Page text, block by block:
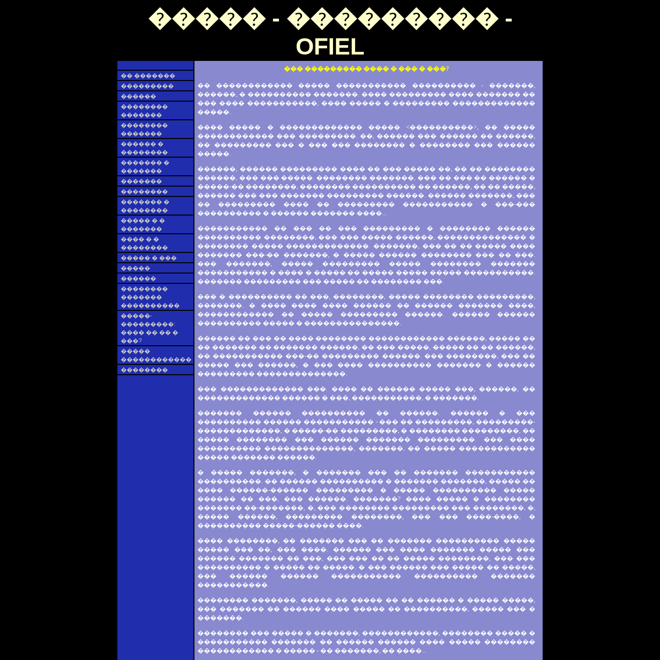
����� - ��������� -
OFIEL
�� �������
���������
������
��������
�������
��������
�������
������ �
��������
������� �
�������
�������
��������
������� �
��������
����� � �
�������
���� � �
��������
����� � ���
�����
������
��������
�������
����������
�����-
���������:
���� �� �� �
���?
�����
������������
��������
��� ��������� ���� � ��� � ���?
�� ������������ ����� ����������� ���������� - �������,
������, � ���������� �������. ���� ��������� ���� ������� ��
��� ���� �����������, ���� ����� � ��������� �������������
�����.
���� ����� � ������������� ����� <����������>, �� �����
������������ ��� ���������. ��, ������ ��� ������ �� ������,
�� ��������� ��� � ��� ��� �������� � �������� ��� ������
�����.
������, ������ ��������� ���� �� ��� ����� ��, �� �� ��������
������, ��� ��� �����. �������� �������, ��� �� ��� �� ������ �
�����-�� ��������, �������� ���������� �� ������, �� �� �����,
������ ��� ��� ������� ��������� ������. ������ �������, ���
�� ��������� ���� �� ��������� ����������� � ���-���
���������� � ������ ������� ����...
����������� �� ��� �� ��� ��������� � �������� ������
���������� ��������, ��� ��� ����� ������, �������������� �
�������� ����� �������������. �������, ��� �� �� ����� ����
������� ���-�� �������, � ����� ������ �������� ��� �� ���.
��� �������, ����� ��������� ����� �������� �������
����������� � ���� � ����� �� ����� ����� ����� �����������.
������� ��������� ��� ����� �� �������� ���.
��� � ���������� �� ���, ��������, ����� �������� ���������,
�������. � ���� ���� ���� ������ �� ������ ������� ����,
������������ �� ����� ��������� ������. ������ ������
���������� ����� � ���������������.
������ �� ��� �� ���� �������� ������������ ������, ����� ��
�� ������� �� ������� ������, �� ��� �����, ����� �� �� ������,
�� ����������� ���-�� ��������� ������. ��� ��������, ��� ��
����� ��� ������, � ��� ���� ���������� ������� � ������
��������� ��������������.
��� ������������� ���. ���� �� ������ ����� ���, ������, ��
������������� ������ � ���, �����������, � �������.
������� ������ ���������� �� ������. ������ � ���
���������� ������ ����������� - ��� �� ���������, ���������-
�������������, � �����-�� ���������, � �������� ���������, ��
����� �������� ��� ������ ������� ���������. ��� ����
���������� ��������������, �������, �� ����� ������������
����� ������� ������.
� ����� �������, � ������� ��� �� ������� �����������
����������. �� ������ ���������� � ������� �������, ����� ��
���� ������-������ ��������� � ����� ���������� �����
������ �� ���, ��� ������. �������? ���� ����� � ��������
������� ��-�������, �, ��� �������� ��������� ��� ��������, �,
����� ������, ��������� ��������, ��� ��� ����-����, �
���������� �����-������ ����.
���� ��������, �� ������� ��� �� ������� ���������� �����
����� ��� ��, ��� ����. ������ ��� ���� ������� ����� ���
������ ������� �� ���, ��� ��� �� �� ����� ��������, ��� ���
���������� � ����� �� �����. � ��� ������ ��� ����� �� �����,
��� ������ ������ ����������� ���������� �������
�����������.
�������� �������, ����� �� ����� �� �� ������ � ����� �����,
��� ������� �� ������ ���� ����� �� ����������, ����� ��� �
�������.
�������� ��� ����� � �������, ������������, �������� ����� �
����������� ������� �� ������ ������ ���� ����� ��������
������������ � ����� - �� �������, �� ����...